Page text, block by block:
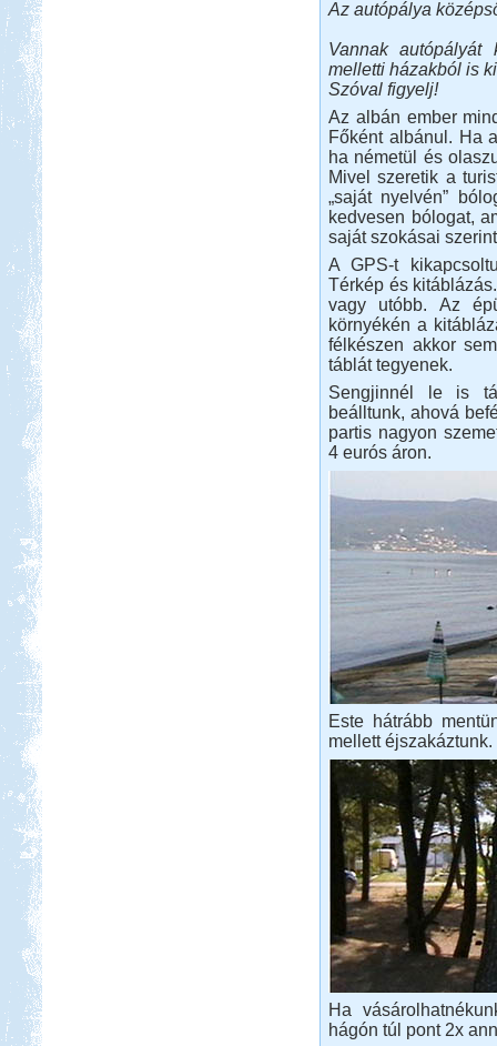
Az autópálya
Vannak
melletti házakból is
Szóval figyelj!
Az albán ember
Főként albánul. Ha
ha németül és
Mivel szeretik a
„saját nyelvén”
kedvesen bólogat,
saját szokásai
A GPS-t
Térkép és
vagy utóbb. Az
környékén a
félkészen akkor
táblát tegyenek.
Sengjinnél le is
beálltunk, ahová
partis nagyon
4 eurós áron.
Este hátrább
mellett
Ha
hágón túl pont 2x